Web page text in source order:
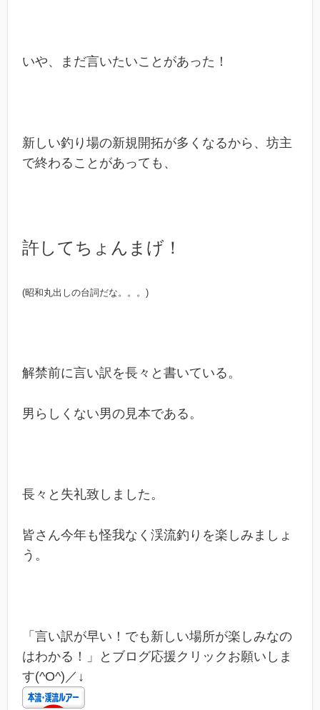
いや、まだ言いたいことがあった！
新しい釣り場の新規開拓が多くなるから、坊主
で終わることがあっても、
許してちょんまげ！
(昭和丸出しの台詞だな。。。)
解禁前に言い訳を長々と書いている。
男らしくない男の見本である。
長々と失礼致しました。
皆さん今年も怪我なく渓流釣りを楽しみましょ
う。
「言い訳が早い！でも新しい場所が楽しみなの
はわかる！」とブログ応援クリックお願いしま
す(^O^)／↓